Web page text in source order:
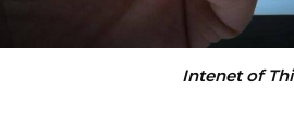
Intenet of